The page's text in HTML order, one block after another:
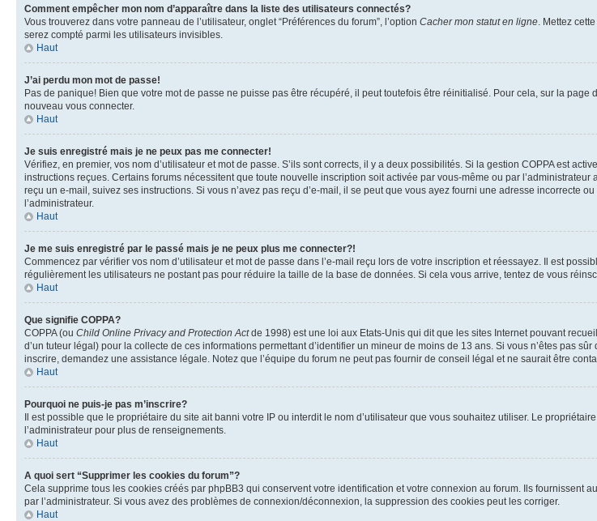
Comment empêcher mon nom d’apparaître dans la liste des utilisateurs connectés?
Vous trouverez dans votre panneau de l’utilisateur, onglet “Préférences du forum”, l’option Cacher mon statut en ligne. Mettez
serez compté parmi les utilisateurs invisibles.
Haut
J’ai perdu mon mot de passe!
Pas de panique! Bien que votre mot de passe ne puisse pas être récupéré, il peut toutefois être réinitialisé. Pour cela, sur la page
nouveau vous connecter.
Haut
Je suis enregistré mais je ne peux pas me connecter!
Vérifiez, en premier, vos nom d’utilisateur et mot de passe. S’ils sont corrects, il y a deux possibilités. Si la gestion COPPA est
instructions reçues. Certains forums nécessitent que toute nouvelle inscription soit activée par vous-même ou par
reçu un e-mail, suivez ses instructions. Si vous n’avez pas reçu d’e-mail, il se peut que vous ayez fourni une adresse incorrecte
l’administrateur.
Haut
Je me suis enregistré par le passé mais je ne peux plus me connecter?!
Commencez par vérifier vos nom d’utilisateur et mot de passe dans l’e-mail reçu lors de votre inscription et réessayez. Il est
régulièrement les utilisateurs ne postant pas pour réduire la taille de la base de données. Si cela vous arrive, tentez de vous
Haut
Que signifie COPPA?
COPPA (ou Child Online Privacy and Protection Actde 1998) est une loi aux Etats-Unis qui dit que les sites Internet pouvant
d’un tuteur légal) pour la collecte de ces informations permettant d’identifier un mineur de moins de 13 ans. Si vous n’êtes pas
inscrire, demandez une assistance légale. Notez que l’équipe du forum ne peut pas fournir de conseil légal et ne saurait être
Haut
Pourquoi ne puis-je pas m’inscrire?
Il est possible que le propriétaire du site ait banni votre IP ou interdit le nom d’utilisateur que vous souhaitez utiliser. Le
l’administrateur pour plus de renseignements.
Haut
A quoi sert “Supprimer les cookies du forum”?
Cela supprime tous les cookies créés par phpBB3 qui conservent votre identification et votre connexion au forum. Ils fournissent
par l’administrateur. Si vous avez des problèmes de connexion/déconnexion, la suppression des cookies peut les corriger.
Haut